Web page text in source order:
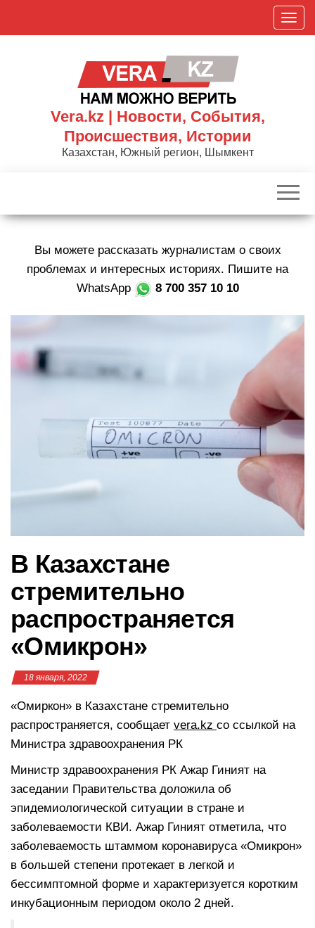
П
о
к
р
и
и
Vera.kz | Новости, События,
Происшествия, Истории
Казахстан, Южный регион, Шымкент
Вы можете рассказать журналистам о своих
проблемах и интересных историях. Пишите на
WhatsApp
8 700 357 10 10
В Казахстане
стремительно
распространяется
«Омикрон»
18 января, 2022
«Омиркон» в Казахстане стремительно
распространяется, сообщает vera.kz со ссылкой на
Министра здравоохранения РК
Министр здравоохранения РК Ажар Гиният на
заседании Правительства доложила об
эпидемиологической ситуации в стране и
заболеваемости КВИ. Ажар Гиният отметила, что
заболеваемость штаммом коронавируса «Омикрон»
в большей степени протекает в легкой и
бессимптомной форме и характеризуется коротким
инкубационным периодом около 2 дней.